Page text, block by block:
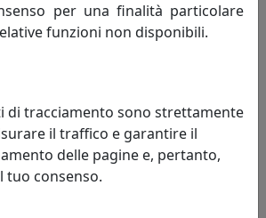
per una finalità particolare
funzioni non disponibili.
di tracciamento sono strettamente
il traffico e garantire il
delle pagine e, pertanto,
tuo consenso.